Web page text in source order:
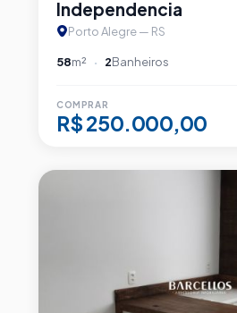
Independencia
Porto Alegre — RS
58m² 2Banheiros
COMPRAR
R$ 250.000,00